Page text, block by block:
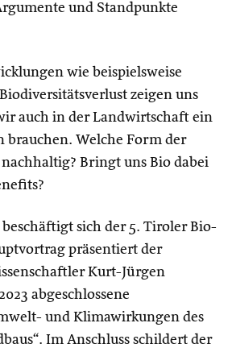
und Standpunkte
wie beispielsweise
zeigen uns
auch in der Landwirtschaft ein
brauchen. Welche Form der
Bringt uns Bio dabei
sich der 5. Tiroler Bio-
präsentiert der
Kurt-Jürgen
abgeschlossene
und Klimawirkungen des
Im Anschluss schildert der